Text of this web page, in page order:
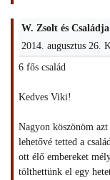
W. Zsolt és Családja
2014. augusztus 26.
6 fős család
Kedves Viki!
Nagyon köszönöm
lehetővé tetted a
ott élő embereket
tölthettünk el egy